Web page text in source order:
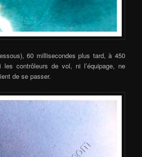
60 millisecondes plus tard, à 450
contrôleurs de vol, ni l’équipage, ne
de se passer.